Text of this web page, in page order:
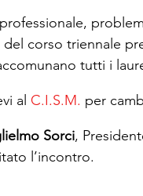
corso triennale
tutti i
al C.I.S.M. per
Sorci,
l’incontro.